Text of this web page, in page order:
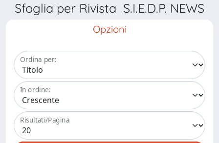
Sfoglia per Rivista S.I.E.D.P. NEWS
Opzioni
Ordina per:
In ordine:
Risultati/Pagina